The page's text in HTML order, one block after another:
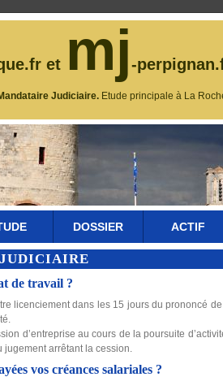
et mj-
Judiciaire. Etude principale à La
DOSSIER ACTIF
de travail ?
licenciement dans les 15 jours du prononcé
d’entreprise au cours de la poursuite
arrêtant la cession.
vos créances salariales ?